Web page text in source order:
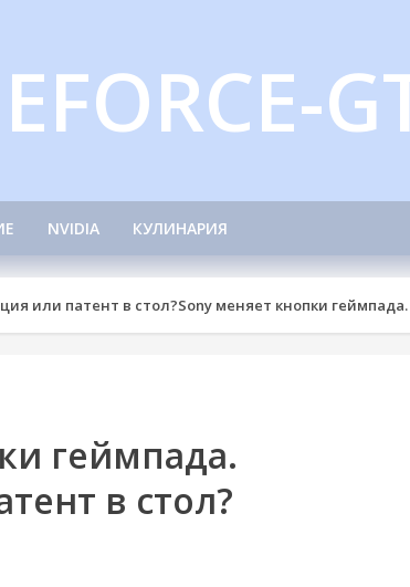
NVIDIA КУЛИНАРИЯ
или патент в стол?Sony меняет кнопки
геймпада.
в стол?